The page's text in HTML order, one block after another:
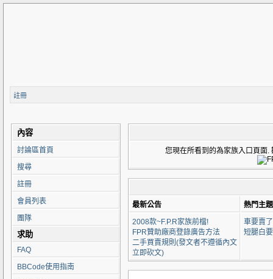
註冊
內容
討論區首頁
搜尋
註冊
會員列表
團隊
求助
FAQ
BBCode使用指南
您現在所看到的為家族入口頁面
最新公告
熱門主題
2008款~F.P.R家族前檔!
FPR贊助廠商登錄廣告方法
二手買賣規則(發文者不遵循內文
立即砍文)
車要賣
短腿白